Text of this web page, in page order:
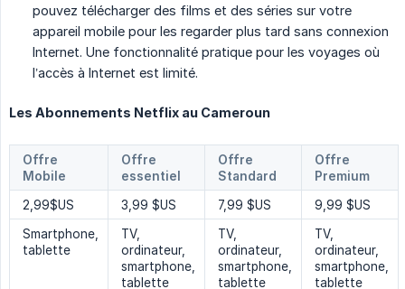
pouvez télécharger des films et des séries sur votre
appareil mobile pour les regarder plus tard sans connexion
Internet. Une fonctionnalité pratique pour les voyages où
l’accès à Internet est limité.
Les Abonnements Netflix au Cameroun
Offre
Mobile
Offre
essentiel
Offre
Standard
Offre
Premium
2,99$US
3,99 $US 7,99 $US
9,99 $US
Smartphone,
tablette
TV,
ordinateur,
smartphone,
tablette
TV,
ordinateur,
smartphone,
tablette
TV,
ordinateur,
smartphone,
tablette